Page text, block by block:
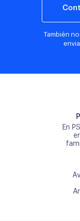
También
En